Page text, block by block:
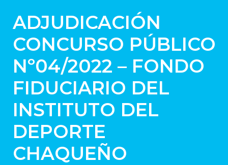
ADJUDICACIÓN
CONCURSO PÚBLICO
Nº04/2022 – FONDO
FIDUCIARIO DEL
INSTITUTO DEL
DEPORTE
CHAQUEÑO